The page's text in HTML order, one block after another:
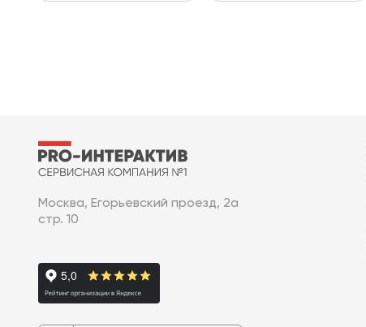
Москва, Егорьевский проезд, 2а
стр. 10